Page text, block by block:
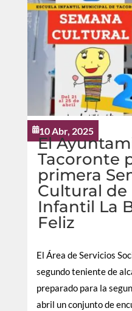
10 Abr, 2025
El
Tacoronte
primera
Cultural de
Infantil La
Feliz
El Área de Servicios
segundo teniente de
preparado para la
abril un conjunto de